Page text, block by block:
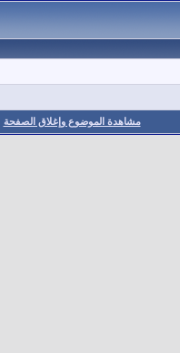
مشاهدة الموضوع وإغلاق الصفحة